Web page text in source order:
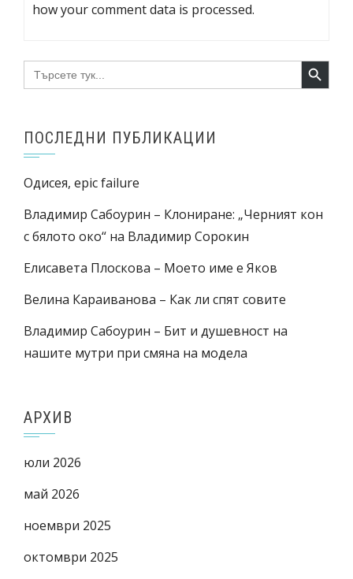
how your comment data is processed.
Search
for:
Search Button
ПОСЛЕДНИ ПУБЛИКАЦИИ
Одисея, epic failure
Владимир Сабоурин – Клониране: „Черният кон
с бялото око“ на Владимир Сорокин
Елисавета Плоскова – Моето име е Яков
Велина Караиванова – Как ли спят совите
Владимир Сабоурин – Бит и душевност на
нашите мутри при смяна на модела
АРХИВ
юли 2026
май 2026
ноември 2025
октомври 2025